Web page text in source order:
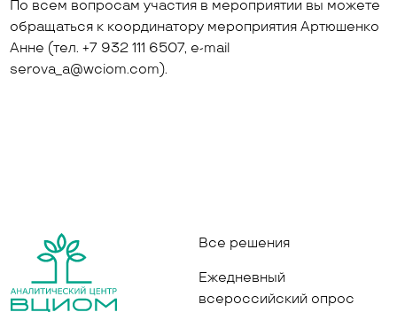
По всем вопросам участия в мероприятии вы можете
обращаться к координатору мероприятия Артюшенко
Анне (тел. +7 932 111 6507, e-mail
serova_a@wciom.com).
Все решения
Ежедневный
всероссийский опрос